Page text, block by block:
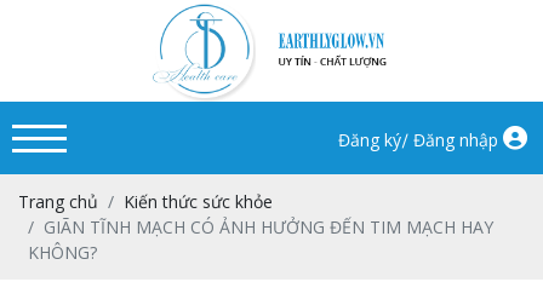
Đăng ký/ Đăng nhập
Trang chủ
Kiến thức sức khỏe
GIÃN TĨNH MẠCH CÓ ẢNH HƯỞNG ĐẾN TIM MẠCH HAY
KHÔNG?